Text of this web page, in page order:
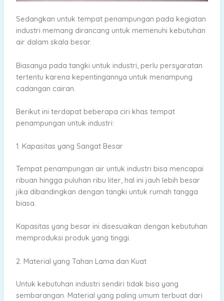
Sedangkan untuk tempat penampungan pada kegiatan
industri memang dirancang untuk memenuhi kebutuhan
air dalam skala besar.
Biasanya pada tangki untuk industri, perlu persyaratan
tertentu karena kepentingannya untuk menampung
cadangan cairan.
Berikut ini terdapat beberapa ciri khas tempat
penampungan untuk industri:
1. Kapasitas yang Sangat Besar
Tempat penampungan air untuk industri bisa mencapai
ribuan hingga puluhan ribu liter, hal ini jauh lebih besar
jika dibandingkan dengan tangki untuk rumah tangga
biasa.
Kapasitas yang besar ini disesuaikan dengan kebutuhan
memproduksi produk yang tinggi.
2. Material yang Tahan Lama dan Kuat
Untuk kebutuhan industri sendiri tidak bisa yang
sembarangan. Material yang paling umum terbuat dari